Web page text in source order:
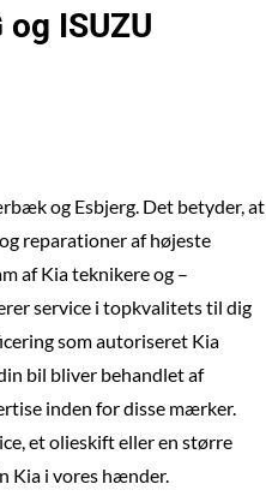
ISUZU
og Esbjerg. Det betyder, at
reparationer af højeste
af Kia teknikere og –
service i topkvalitets til dig
som autoriseret Kia
bil bliver behandlet af
inden for disse mærker.
et olieskift eller en større
Kia i vores hænder.